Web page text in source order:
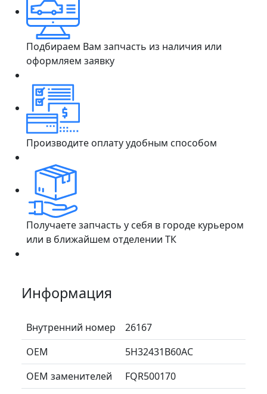
Подбираем Вам запчасть из наличия или
оформляем заявку
Производите оплату удобным способом
Получаете запчасть у себя в городе курьером
или в ближайшем отделении ТК
Информация
Внутренний номер
26167
ОЕМ
5H32431B60AC
ОЕМ заменителей
FQR500170